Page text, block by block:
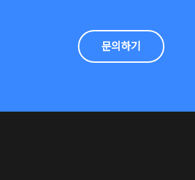
문의하기